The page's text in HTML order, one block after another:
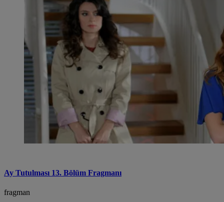
Ay Tutulması 13. Bölüm Fragmanı
fragman